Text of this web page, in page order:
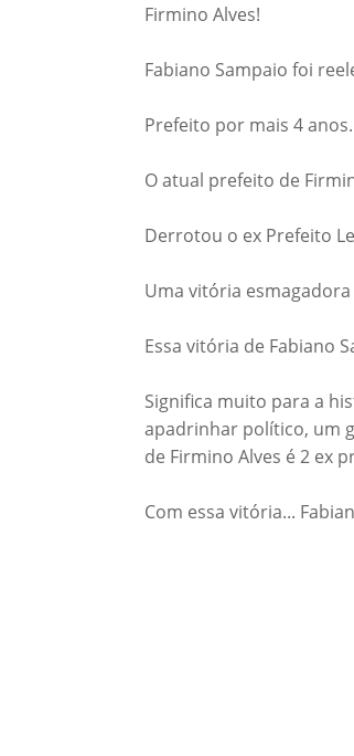
Firmino Alves!
Fabiano Sampaio foi
Prefeito por mais 4 anos.
O atual prefeito de
Derrotou o ex Prefeito
Uma vitória esmagadora
Essa vitória de Fabiano
Significa muito para a
apadrinhar político, um
de Firmino Alves é 2 ex
Com essa vitória...